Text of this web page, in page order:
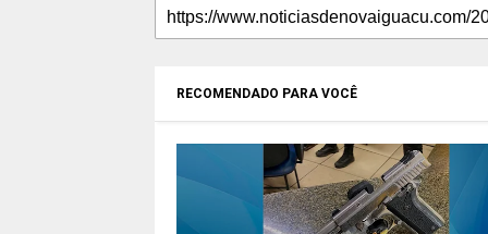
RECOMENDADO PARA VOCÊ